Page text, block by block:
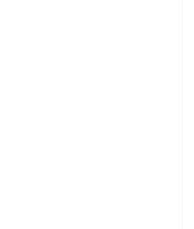
5 hviezdičiek.
5 hviezdičiek.